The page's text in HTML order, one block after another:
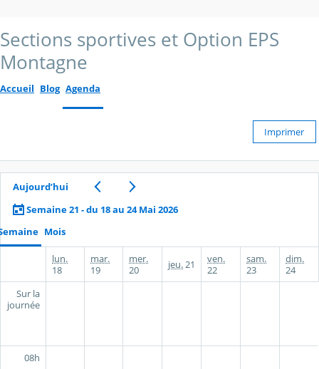
Sections sportives et Option EPS
Montagne
Accueil Blog Agenda
Imprimer
Aujourd’hui
Semaine 21 - du 18 au 24 Mai 2026
Mois
lun.
18
mar.
19
mer.
20
jeu. 21
ven.
22
sam.
23
dim.
24
Sur la
journée
08h